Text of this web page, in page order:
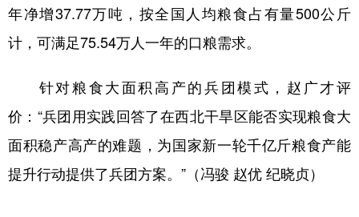
年净增37.77万吨，按全国人均粮食占有量500公斤
计，可满足75.54万人一年的口粮需求。
针对粮食大面积高产的兵团模式，赵广才评
价：“兵团用实践回答了在西北干旱区能否实现粮食大
面积稳产高产的难题，为国家新一轮千亿斤粮食产能
提升行动提供了兵团方案。”（冯骏 赵优 纪晓贞）